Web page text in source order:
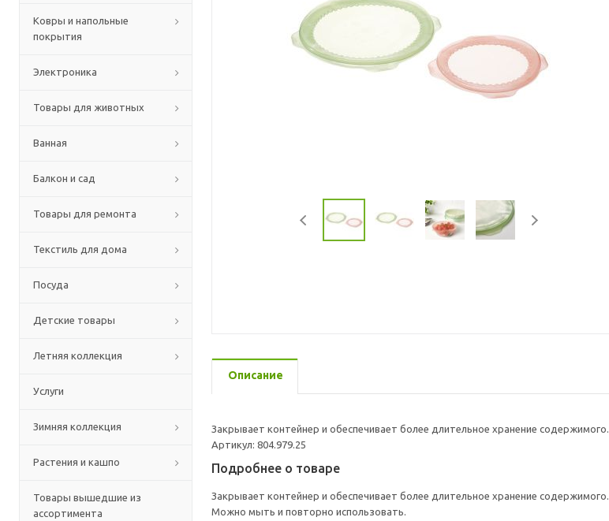
Ковры и напольные
покрытия
Электроника
Товары для животных
Ванная
Балкон и сад
Товары для ремонта
Текстиль для дома
Посуда
Детские товары
Летняя коллекция
Услуги
Зимняя коллекция
Растения и кашпо
Товары вышедшие из
ассортимента
Описание
Закрывает контейнер и обеспечивает более длительное хранение содержимого.
Артикул: 804.979.25
Подробнее о товаре
Закрывает контейнер и обеспечивает более длительное хранение содержимого.
Можно мыть и повторно использовать.